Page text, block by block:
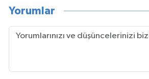
Yorumlar